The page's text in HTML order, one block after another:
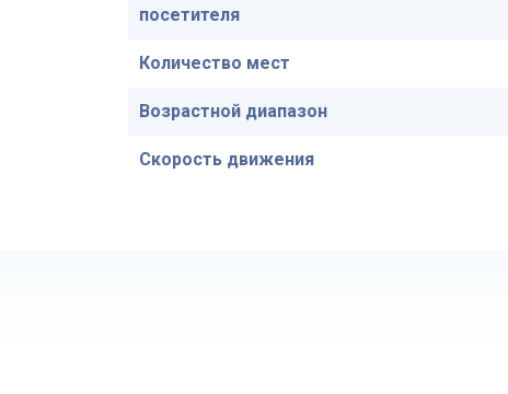
посетителя
Количество мест
Возрастной диапазон
Скорость движения